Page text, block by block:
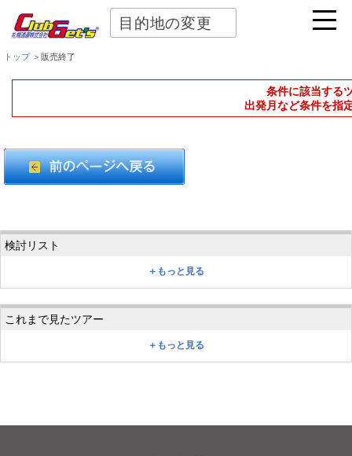
目的地の変更
トップ＞販売終了
条件に該当する
出発月など条件を指
＋もっと見る
＋もっと見る